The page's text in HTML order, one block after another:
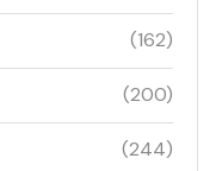
(162)
(200)
(244)